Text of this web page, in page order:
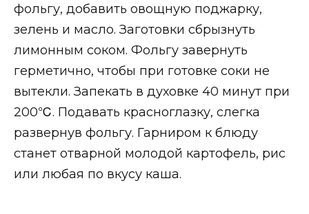
фольгу, добавить овощную поджарку,
зелень и масло. Заготовки сбрызнуть
лимонным соком. Фольгу завернуть
герметично, чтобы при готовке соки не
вытекли. Запекать в духовке 40 минут при
200℃. Подавать красноглазку, слегка
развернув фольгу. Гарниром к блюду
станет отварной молодой картофель, рис
или любая по вкусу каша.